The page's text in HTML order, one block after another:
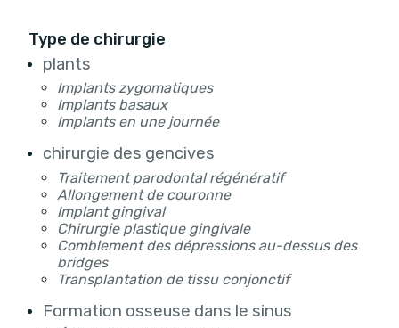
Type de chirurgie
plants
Implants zygomatiques
Implants basaux
Implants en une journée
chirurgie des gencives
Traitement parodontal régénératif
Allongement de couronne
Implant gingival
Chirurgie plastique gingivale
Comblement des dépressions au-dessus des
bridges
Transplantation de tissu conjonctif
Formation osseuse dans le sinus